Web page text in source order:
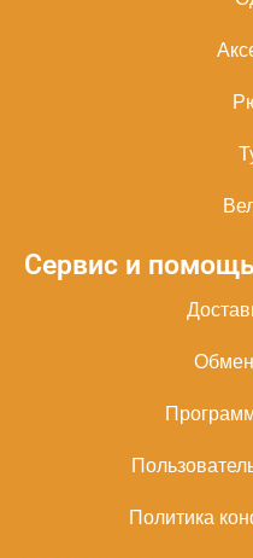
Сервис и помощь
Политика